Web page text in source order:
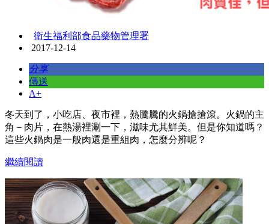
衛生福利部食品藥物管理署
2017-12-14
分享
傳送
A+
冬天到了，小吃店、夜市裡，熱騰騰的火鍋搶搶滾。火鍋的主
角－肉片，在熱湯裡涮一下，滋味尤其鮮美。但是你知道嗎？
這些火鍋肉是一般肉還是重組肉，怎麼分辨呢？
繼續閱讀